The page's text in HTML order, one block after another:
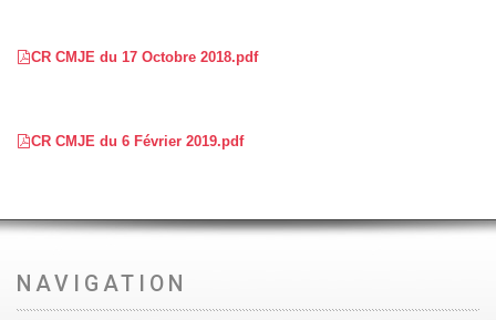
CR CMJE du 17 Octobre 2018.pdf
CR CMJE du 6 Février 2019.pdf
NAVIGATION